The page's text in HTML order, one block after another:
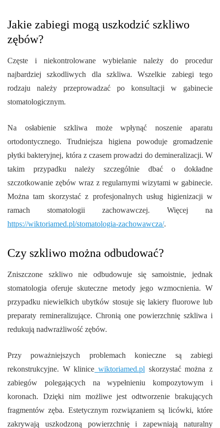
Jakie zabiegi mogą uszkodzić szkliwo
zębów?
Częste i niekontrolowane wybielanie należy do procedur
najbardziej szkodliwych dla szkliwa. Wszelkie zabiegi tego
rodzaju należy przeprowadzać po konsultacji w gabinecie
stomatologicznym.
Na osłabienie szkliwa może wpłynąć noszenie aparatu
ortodontycznego. Trudniejsza higiena powoduje gromadzenie
płytki bakteryjnej, która z czasem prowadzi do demineralizacji. W
takim przypadku należy szczególnie dbać o dokładne
szczotkowanie zębów wraz z regularnymi wizytami w gabinecie.
Można tam skorzystać z profesjonalnych usług higienizacji w
ramach stomatologii zachowawczej. Więcej na
https://wiktoriamed.pl/stomatologia-zachowawcza/.
Czy szkliwo można odbudować?
Zniszczone szkliwo nie odbudowuje się samoistnie, jednak
stomatologia oferuje skuteczne metody jego wzmocnienia. W
przypadku niewielkich ubytków stosuje się lakiery fluorowe lub
preparaty remineralizujące. Chronią one powierzchnię szkliwa i
redukują nadwrażliwość zębów.
Przy poważniejszych problemach konieczne są zabiegi
rekonstrukcyjne. W klinice wiktoriamed.pl skorzystać można z
zabiegów polegających na wypełnieniu kompozytowym i
koronach. Dzięki nim możliwe jest odtworzenie brakujących
fragmentów zęba. Estetycznym rozwiązaniem są licówki, które
zakrywają uszkodzoną powierzchnię i zapewniają naturalny